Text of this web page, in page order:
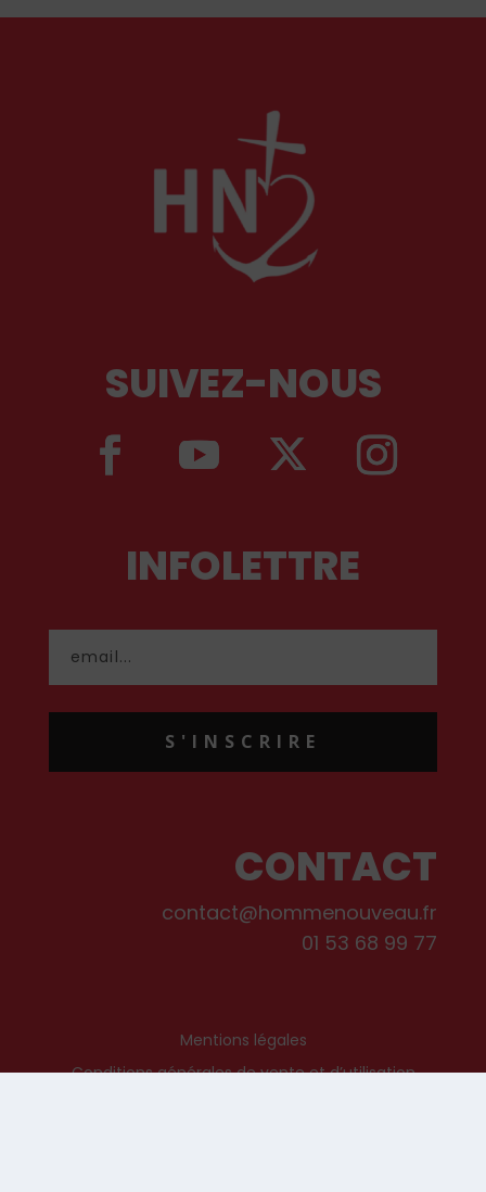
SUIVEZ-NOUS
INFOLETTRE
S'INSCRIRE
CONTACT
contact@hommenouveau.fr
01 53 68 99 77
Mentions légales
Conditions générales de vente et d’utilisation